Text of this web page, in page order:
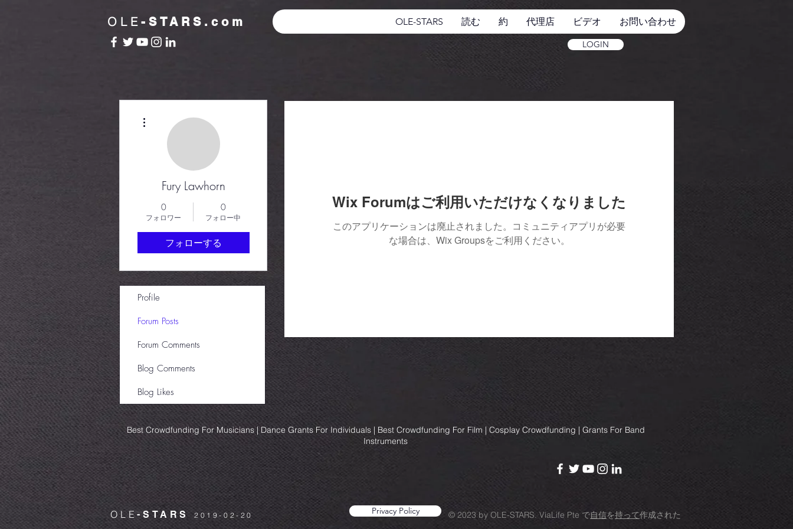
OLE -STARS.com OLE-STARS 読む 約 代理店 ビデオ お問い合わせ
LOGIN
Wix Forumはご利用いただけなくなりました
このアプリケーションは廃止されました。コミュニティアプリが必要
な場合は、Wix Groupsをご利用ください。
Fury Lawhorn
0
フォロワー
0
フォロー中
フォローする
Profile
Forum Posts
Forum Comments
Blog Comments
Blog Likes
Best Crowdfunding For Musicians | Dance Grants For Individuals | Best Crowdfunding For Film | Cosplay Crowdfunding | Grants For Band
Instruments
© 2023 by OLE-STARS.ViaLife Pte で自信を持って作成された
OLE-STARS2019-02-20 Privacy Policy